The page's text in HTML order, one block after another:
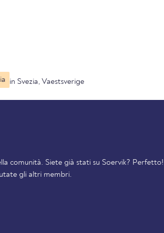
in Svezia, Vaestsverige
comunità. Siete già stati su Soervik? Perfetto!
gli altri membri.